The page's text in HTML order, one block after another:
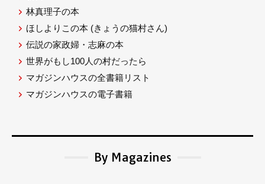
林真理子の本
ほしよりこの本 (きょうの猫村さん)
伝説の家政婦・志麻の本
世界がもし100人の村だったら
マガジンハウスの全書籍リスト
マガジンハウスの電子書籍
By Magazines